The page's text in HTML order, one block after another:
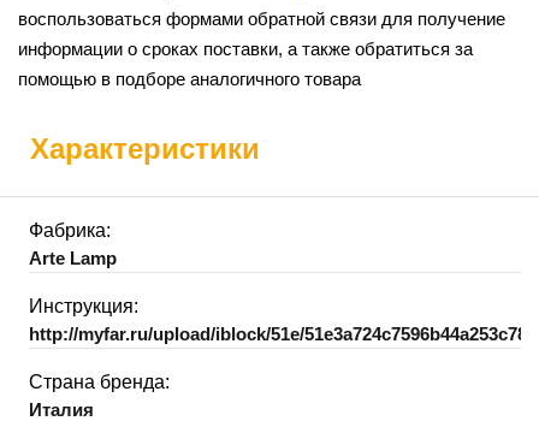
воспользоваться формами обратной связи для получение
информации о сроках поставки, а также обратиться за
помощью в подборе аналогичного товара
Характеристики
Фабрика:
Arte Lamp
Инструкция:
http://myfar.ru/upload/iblock/51e/
Страна бренда:
Италия